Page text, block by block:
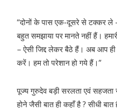
“दोनों के पास एक-दूसरे से टक्कर ले –
बहुत समझाया पर मानते नहीं हैं।
– ऐसी जिद्द लेकर बैठे हैं। अब आप
करें। हम तो परेशान हो गये हैं।”
पूज्य गुरुदेव बड़ी सरलता एवं सहजता
होने जैसी बात ही कहाँ है ? सीधी